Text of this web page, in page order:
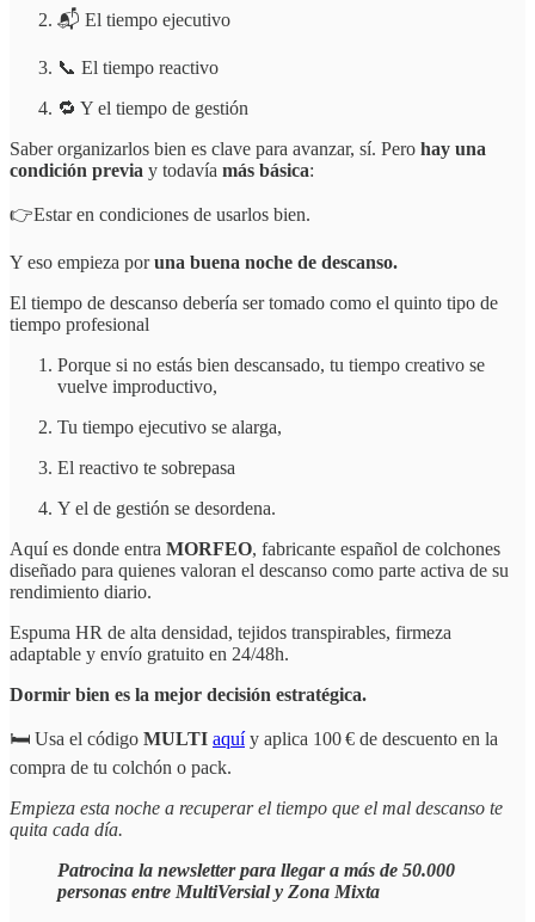
📬 El tiempo ejecutivo
📞 El tiempo reactivo
🔁 Y el tiempo de gestión
Saber organizarlos bien es clave para avanzar, sí. Pero hay una
condición previa y todavía más básica:
👉Estar en condiciones de usarlos bien.
Y eso empieza poruna buena noche de descanso.
El tiempo de descanso debería ser tomado como el quinto tipo de
tiempo profesional
Porque si no estás bien descansado, tu tiempo creativo se
vuelve improductivo,
Tu tiempo ejecutivo se alarga,
El reactivo te sobrepasa
Y el de gestión se desordena.
Aquí es donde entra MORFEO, fabricante español de colchones
diseñado para quienes valoran el descanso como parte activa de su
rendimiento diario.
Espuma HR de alta densidad, tejidos transpirables, firmeza
adaptable y envío gratuito en 24/48h.
Dormir bien es la mejor decisión estratégica.
🛏️ Usa el código MULTI aquíy aplica 100 € de descuento en la
compra de tu colchón o pack.
Empieza esta noche a recuperar el tiempo que el mal descanso te
quita cada día.
Patrocina la newsletter para llegar a más de 50.000
personas entre MultiVersial y Zona Mixta